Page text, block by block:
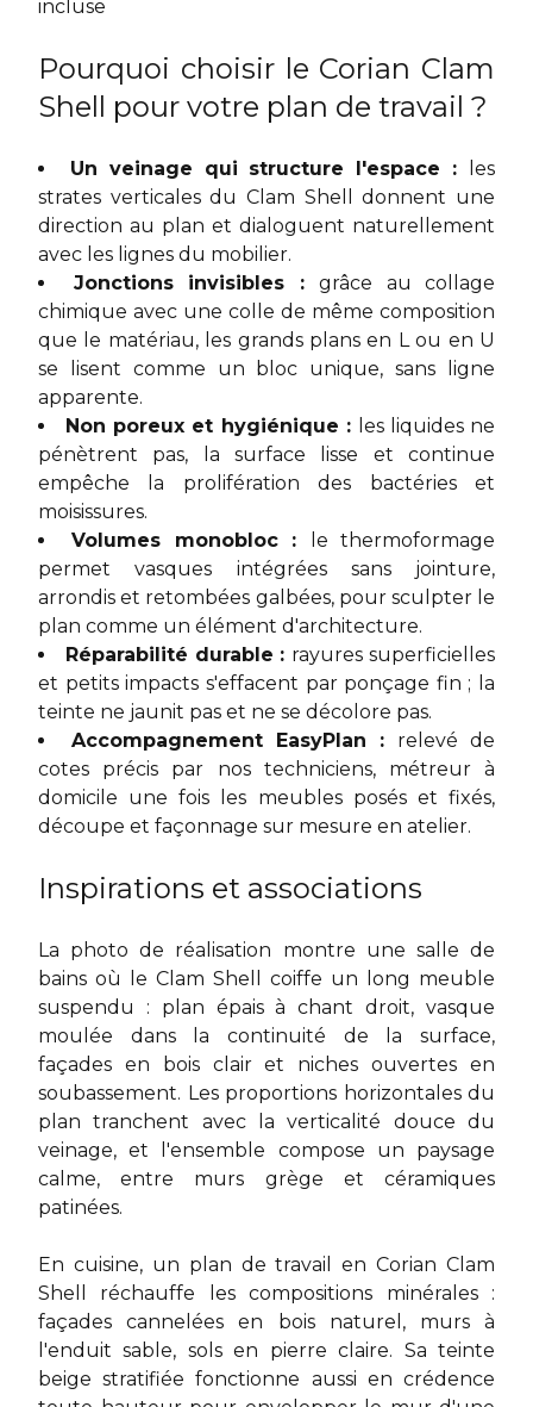
incluse
Pourquoi choisir le Corian Clam
Shell pour votre plan de travail ?
Un veinage qui structure l'espace :
les
strates verticales du Clam Shell donnent une
direction au plan et dialoguent naturellement
avec les lignes du mobilier.
Jonctions invisibles : grâce au collage
chimique avec une colle de même composition
que le matériau, les grands plans en L ou en U
se lisent comme un bloc unique, sans ligne
apparente.
Non poreux et hygiénique : les liquides ne
pénètrent pas, la surface lisse et continue
empêche la prolifération des bactéries et
moisissures.
Volumes monobloc :
le thermoformage
permet vasques intégrées sans jointure,
arrondis et retombées galbées, pour sculpter le
plan comme un élément d'architecture.
Réparabilité durable : rayures superficielles
et petits impacts s'effacent par ponçage fin ; la
teinte ne jaunit pas et ne se décolore pas.
Accompagnement EasyPlan : relevé de
cotes précis par nos techniciens, métreur à
domicile une fois les meubles posés et fixés,
découpe et façonnage sur mesure en atelier.
Inspirations et associations
La photo de réalisation montre une salle de
bains où le Clam Shell coiffe un long meuble
suspendu : plan épais à chant droit, vasque
moulée dans la continuité de la surface,
façades en bois clair et niches ouvertes en
soubassement. Les proportions horizontales du
plan tranchent avec la verticalité douce du
veinage, et l'ensemble compose un paysage
calme, entre murs grège et céramiques
patinées.
En cuisine, un plan de travail en Corian Clam
Shell réchauffe les compositions minérales :
façades cannelées en bois naturel, murs à
l'enduit sable, sols en pierre claire. Sa teinte
beige stratifiée fonctionne aussi en crédence